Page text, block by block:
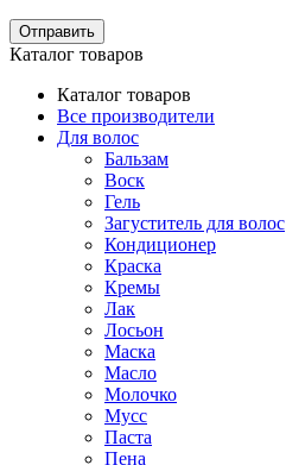
Отправить
Каталог товаров
Каталог товаров
Все производители
Для волос
Бальзам
Воск
Гель
Загуститель для волос
Кондиционер
Краска
Кремы
Лак
Лосьон
Маска
Масло
Молочко
Мусс
Паста
Пена